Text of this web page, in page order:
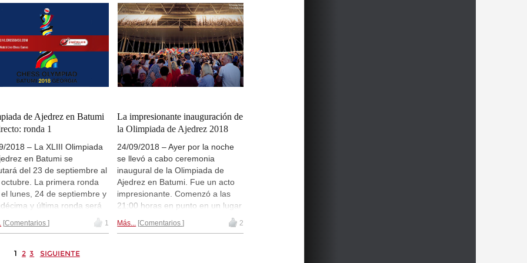
septiembre, tras la quinta
tocará la famosa "Fiesta de
y al día siguiente
el único día de descanso
29 de septiembre).
retransmisiones de las
en directo en el servidor
Playchess.com de
ysección femenina
. |
sitio web oficial de la
28 de septiembre, tras la quinta
ronda tocará la famosa "Fiesta de
las Bermudas" y al día siguiente
será el único día de descanso
(sábado, 29 de septiembre).
Habrá retransmisiones de las
partidas en directo en el servidor
de ChessBase, Playchess.com de
absoluta
y sección femenina
. |
Foto: sitio web oficial de la
Olimpiada de Ajedrez en Batumi
de Ajedrez en Batumi
ronda 1
2018 – La XLIII Olimpiada
en Batumi se
del 23 de septiembre al
La primera ronda
lunes, 24 de septiembre y
y última ronda será
de clausura con la
septiembre, tras la quinta
Comentarios 1
La impresionante inauguración de
la Olimpiada de Ajedrez 2018
24/09/2018 – Ayer por la noche
se llevó a cabo ceremonia
inaugural de la Olimpiada de
Ajedrez en Batumi. Fue un acto
impresionante. Comenzó a las
21:00 horas en punto en un lugar
a unos 45 kilómetros de distancia
de Batumi. Amruta Mokal y Sagar
Más... Comentarios 2
1 2 3 SIGUIENTE